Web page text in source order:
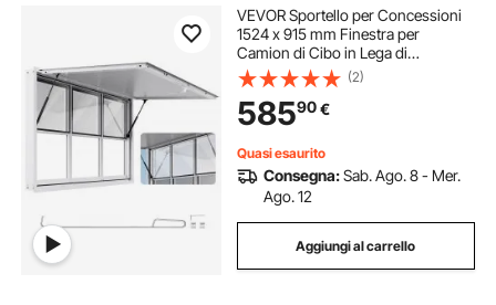
VEVOR Sportello per Concessioni
1524 x 915 mm Finestra per
Camion di Cibo in Lega di
Alluminio, Apertura Fino a 85 Gradi
con 6 Finestre Scorrevoli, Porta a
Tenda e Gancio di Traino, Sicurezza
Avanzata
(2)
58590€
Quasi esaurito
Consegna:Sab. Ago. 8 - Mer.
Ago. 12
Aggiungi al carrello